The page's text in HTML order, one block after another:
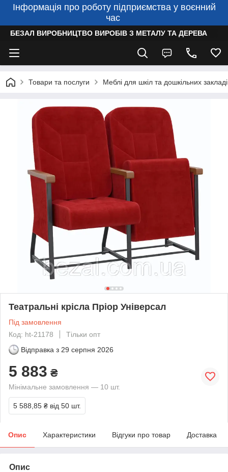
Інформація про роботу підприємства у воєнний
час
БЕЗАЛ ВИРОБНИЦТВО ВИРОБІВ З МЕТАЛУ ТА ДЕРЕВА
Товари та послуги Меблі для шкіл та дошкільних
Театральні крісла Пріор Універсал
Під замовлення
Код: ht-21178
Тільки опт
Відправка з 29 серпня 2026
5 883 ₴
Мінімальне замовлення — 10 шт.
5 588,85 ₴ від 50 шт.
Опис Характеристики Відгуки про товар Доставка
Опис